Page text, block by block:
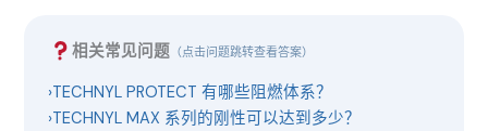
相关常见问题 （点击问题跳转查看答案）
›TECHNYL PROTECT 有哪些阻燃体系？
›TECHNYL MAX 系列的刚性可以达到多少？